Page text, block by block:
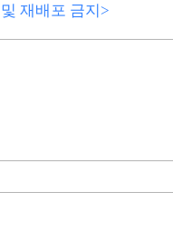
재배포 금지>